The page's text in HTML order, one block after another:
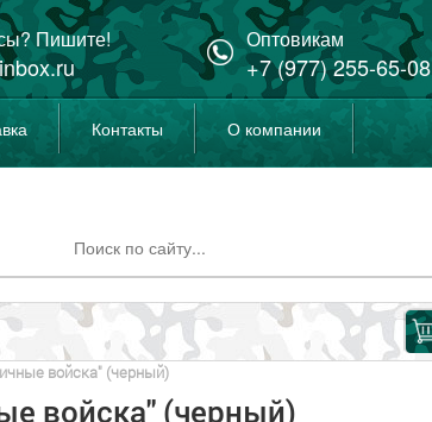
Пишите! Оптовикам
+7 (977) 255-65-08
Контакты О компании
войска" (черный)
войска" (черный)